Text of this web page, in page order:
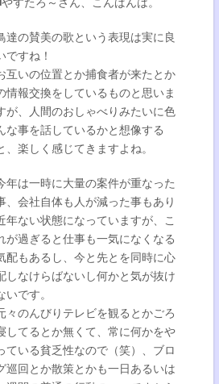
すたろ～さん、こんばんは。
達の賛美の歌という表現は実に良
ですね！
互いの位置とか捕食者が来たとか
情報交換をしているものと思いま
が、人間のおしゃべりみたいに色
な事を話しているかと想像する
、楽しく感じてきますよね。
年は一時に大量の案件が重なった
、会社自体も人が減った事もあり
年ない状態になっていますが、こ
が過ぎると仕事も一気になくなる
配もあるし、今と先とを同時に心
しなけらばないし何かと気が抜け
いです。
々のんびりテレビを観るとかごろ
してるとか無くて、常に何かをや
ている貧乏性なので（笑）、ブロ
巡回とか散策とかも一日あるいは